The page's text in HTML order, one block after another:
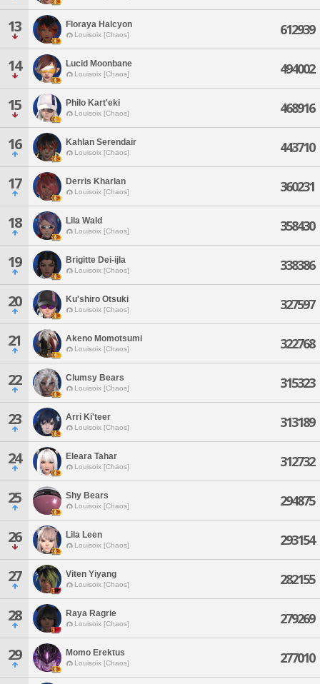
13 Floraya Halcyon
Louisoix [Chaos] 612939
14 Lucid Moonbane
Louisoix [Chaos] 494002
15 Philo Kart'eki
Louisoix [Chaos] 468916
16 Kahlan Serendair
Louisoix [Chaos] 443710
17 Derris Kharlan
Louisoix [Chaos] 360231
18 Lila Wald
Louisoix [Chaos] 358430
19 Brigitte Dei-ijla
Louisoix [Chaos] 338386
20 Ku'shiro Otsuki
Louisoix [Chaos] 327597
21 Akeno Momotsumi
Louisoix [Chaos] 322768
22 Clumsy Bears
Louisoix [Chaos] 315323
23 Arri Ki'teer
Louisoix [Chaos] 313189
24 Eleara Tahar
Louisoix [Chaos] 312732
25 Shy Bears
Louisoix [Chaos] 294875
26 Lila Leen
Louisoix [Chaos] 293154
27 Viten Yiyang
Louisoix [Chaos] 282155
28 Raya Ragrie
Louisoix [Chaos] 279269
29 Momo Erektus
Louisoix [Chaos] 277010